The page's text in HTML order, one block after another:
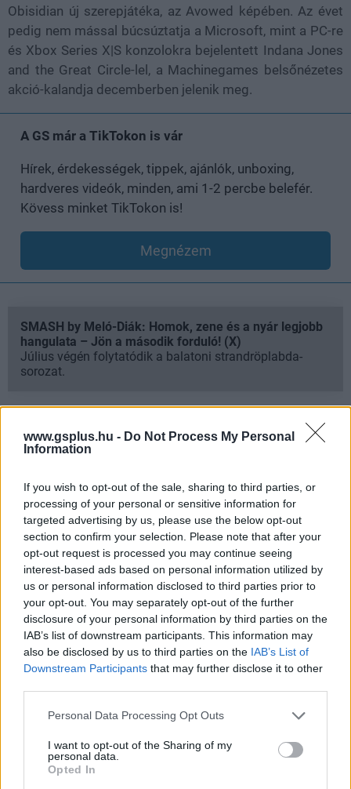
www.gsplus.hu - Do Not Process My Personal
Information
If you wish to opt-out of the sale, sharing to third parties, or
processing of your personal or sensitive information for
targeted advertising by us, please use the below opt-out
section to confirm your selection. Please note that after your
opt-out request is processed you may continue seeing
interest-based ads based on personal information utilized by
us or personal information disclosed to third parties prior to
your opt-out. You may separately opt-out of the further
disclosure of your personal information by third parties on the
IAB’s list of downstream participants. This information may
also be disclosed by us to third parties on the IAB’s List of
Downstream Participants that may further disclose it to other
Please note that this website/app uses one or more Google
not limited to your visit or usage behaviour. You may click to
grant or deny consent to Google and its third-party tags to
use your data for below specified purposes in below Google
Personal Data Processing Opt Outs
I want to opt-out of the Sharing of my
personal data.
Opted In
Obisidian új szerepjátéka, az Avowed képében. Az évet
pedig nem mással búcsúztatja a Microsoft, mint a PC-re
és Xbox Series X|S konzolokra bejelentett Indana Jones
and the Great Circle-lel, a Machinegames belsőnézetes
akció-kalandja decemberben jelenik meg.
A GS már a TikTokon is vár
Hírek, érdekességek, tippek, ajánlók, unboxing,
hardveres videók, minden, ami 1-2 percbe belefér.
Kövess minket TikTokon is!
Megnézem
SMASH by Meló-Diák: Homok, zene és a nyár legjobb
hangulata – Jön a második forduló! (X)
Július végén folytatódik a balatoni strandröplabda-
sorozat.
Címkék: #microsoft
shattered space
#call of duty: black ops gulf war
Hozzászólások
Minden eddiginél többet mutat
A majmok bolygója: A